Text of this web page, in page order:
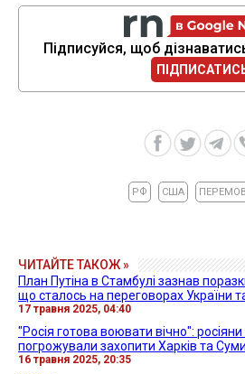
Підписуйся, щоб
РФ США
ЧИТАЙТЕ ТАКОЖ »
План Путіна в Стамбулі зазнав
що сталось на переговорах України
17 травня 2025, 04:40
"Росія готова воювати вічно":
погрожували захопити Харків та Суми
16 травня 2025, 20:35